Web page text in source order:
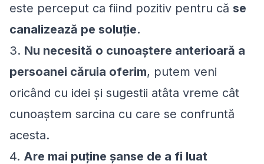
este perceput ca fiind pozitiv pentru că se
canalizează pe soluţie.
3. Nu necesită o cunoaştere anterioară a
persoanei căruia oferim, putem veni
oricând cu idei şi sugestii atâta vreme cât
cunoaştem sarcina cu care se confruntă
acesta.
4. Are mai puţine şanse de a fi luat